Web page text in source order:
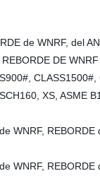
de WNRF, del
DE WNRF
XS, ASME
WNRF,
WNRF,